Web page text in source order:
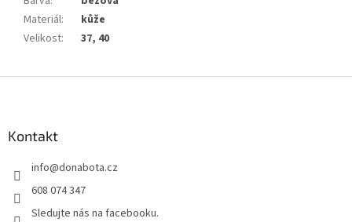
Materiál:
kůže
Velikost: 37, 40
Kontakt
info@donabota.cz
608 074 347
Sledujte nás na facebooku.